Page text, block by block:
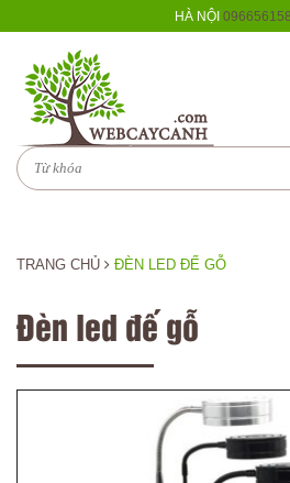
HÀ NỘI
TRANG CHỦ ĐÈN LED ĐẾ GỖ
Đèn led đế gỗ